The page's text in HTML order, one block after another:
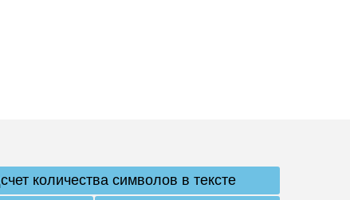
количества символов в тексте